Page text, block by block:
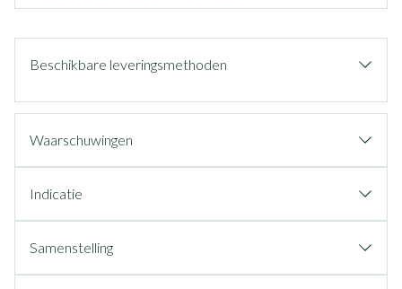
Beschikbare leveringsmethoden
Waarschuwingen
Indicatie
Samenstelling